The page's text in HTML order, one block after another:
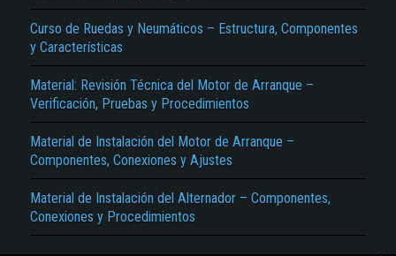
Curso de Ruedas y Neumáticos – Estructura, Componentes
y Características
Material: Revisión Técnica del Motor de Arranque –
Verificación, Pruebas y Procedimientos
Material de Instalación del Motor de Arranque –
Componentes, Conexiones y Ajustes
Material de Instalación del Alternador – Componentes,
Conexiones y Procedimientos